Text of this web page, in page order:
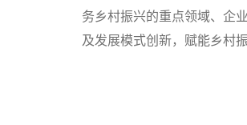
务乡村振兴的重点领域、企
及发展模式创新，赋能乡村振